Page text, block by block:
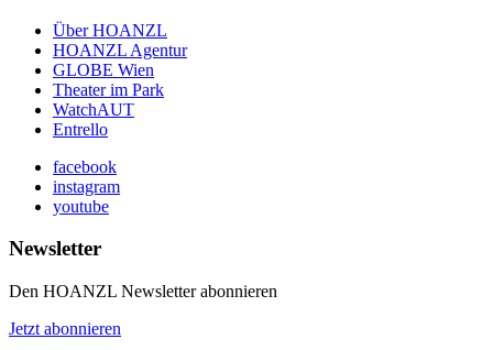
Über HOANZL
HOANZL Agentur
GLOBE Wien
Theater im Park
WatchAUT
Entrello
facebook
instagram
youtube
Newsletter
Den HOANZL Newsletter abonnieren
Jetzt abonnieren